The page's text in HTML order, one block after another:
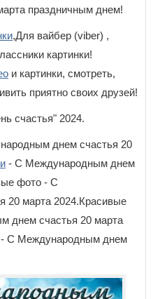
праздничным днем!
,Для вайбер (viber) ,
картинки!
и картинки, смотреть,
приятно своих друзей!
счастья" 2024.
днем счастья 20
- С Международным днем
фото - С
20 марта 2024.Красивые
днем счастья 20 марта
- С Международным днем